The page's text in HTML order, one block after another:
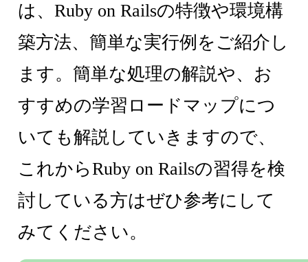
は、Ruby on Railsの特徴や環境構
築方法、簡単な実行例をご紹介し
ます。簡単な処理の解説や、お
すすめの学習ロードマップにつ
いても解説していきますので、
これからRuby on Railsの習得を検
討している方はぜひ参考にして
みてください。